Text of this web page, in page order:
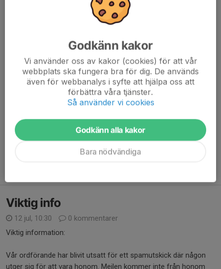
🥇1:a pris 50 % av vinstpotten
🥈2:a säsongskort för samtliga hemmamatcher
Köp din lott idag och var med i dragningen 1 augusti!
Köp dina lotter via länken nedan
🔗Köp dina lotter här!
Viktig info
12 jul, 10:30
0 kommentarer
Viktig information:
Vår ordförande har blivit utsatt för ett spamutskick där någon
utger sig för att vara honom. Mejlen kommer inte från honom
Godkänn kakor
Vi använder oss av kakor (cookies) för att vår
webbplats ska fungera bra för dig. De används
även för webbanalys i syfte att hjälpa oss att
förbättra våra tjänster.
Så använder vi cookies
Godkänn alla kakor
Bara nödvändiga